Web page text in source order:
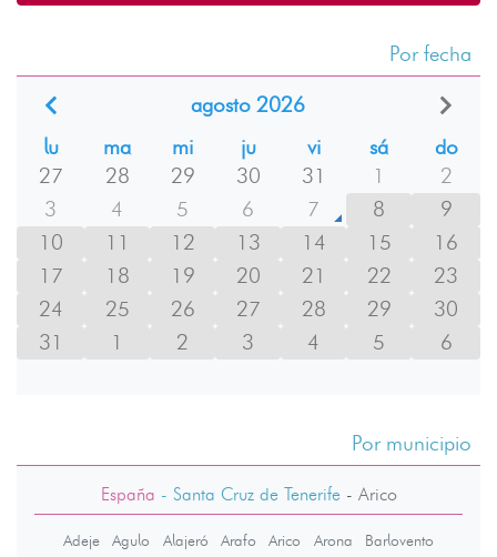
Por fecha
agosto 2026
lu
ma mi ju vi sá
do
27
28 29 30 31 1
2
3
4 5 6 7 8
9
10
11 12 13 14 15
16
17
18 19 20 21 22
23
24
25 26 27 28 29
30
31
1 2 3 4 5 6
Por municipio
España - Santa Cruz de Tenerife- Arico
Adeje Agulo Alajeró Arafo Arico Arona
Barlovento